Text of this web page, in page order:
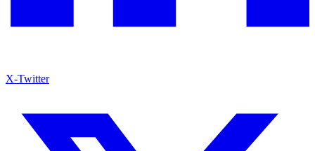
X-Twitter